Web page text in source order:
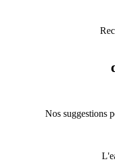
Nos suggestions